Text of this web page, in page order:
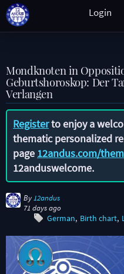
Login
Mondknoten in
Geburtshoroskop: Der
Verlangen
Registerto enjoy a
thematic personalized
page 12andus.com/
12anduswelcome.
By 12andus
71 days ago
German Birth chart